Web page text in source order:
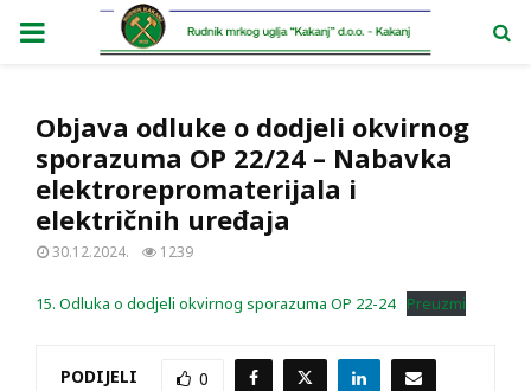
PRIMARY
Objava odluke o dodjeli okvirnog
sporazuma OP 22/24 – Nabavka
elektrorepromaterijala i
električnih uređaja
30.12.2024. 1239
15. Odluka o dodjeli okvirnog sporazuma OP 22-24 Preuzmi
PODIJELI 0